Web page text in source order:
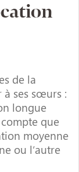
de la
ses sœurs :
longue
que
moyenne
ou l’autre